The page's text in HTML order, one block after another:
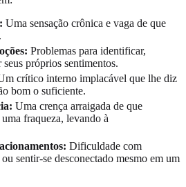
Uma sensação crônica e vaga de que
Problemas para identificar,
próprios sentimentos.
crítico interno implacável que lhe diz
bom o suficiente.
Uma crença arraigada de que
fraqueza, levando à
Dificuldade com
sentir-se desconectado mesmo em um